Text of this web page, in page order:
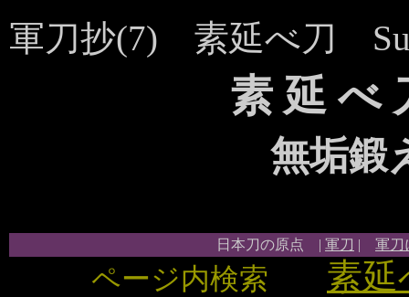
軍刀抄(7) 素延べ刀
素 延 べ
無垢鍛
日本刀の原点 | 軍刀 | 軍刀
ページ内検索 素延